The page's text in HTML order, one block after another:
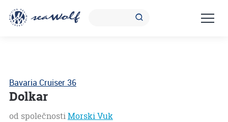
Bavaria Cruiser 36
Dolkar
od společnostiMorski Vuk